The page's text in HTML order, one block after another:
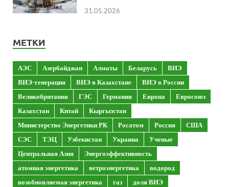
31.05.2026
МЕТКИ
АЭС Азербайджан Алматы Беларусь
ВИЭ
ВИЭ-генерация
ВИЭ в Казахстане
ВИЭ в России
Великобритания
ГЭС Германия Европа
Евросоюз
Казахстан
Китай
Кыргызстан
Министерство Энергетики РК
Росатом Россия
США
СЭС
ТЭЦ Узбекистан Украина
Ученые
Центральная Азия
Энергоэффективность
атомная энергетика
ветроэнергетика
водород
возобновляемая энергетика
газ
доля ВИЭ